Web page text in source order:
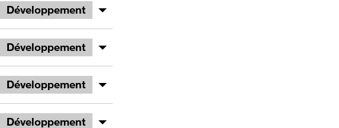
Développement
Développement
Développement
Développement